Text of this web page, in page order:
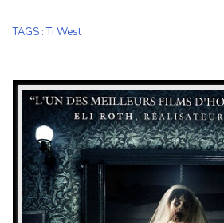
TAGS :Ti West